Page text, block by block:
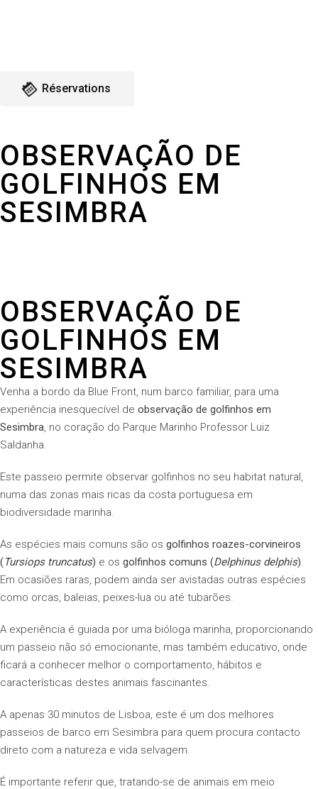
Réservations
OBSERVAÇÃO DE
GOLFINHOS EM
SESIMBRA
OBSERVAÇÃO DE
GOLFINHOS EM
SESIMBRA
Venha a bordo da Blue Front, num barco familiar, para uma
experiência inesquecível de observação de golfinhos em
Sesimbra, no coração do Parque Marinho Professor Luiz
Saldanha.
Este passeio permite observar golfinhos no seu habitat natural,
numa das zonas mais ricas da costa portuguesa em
biodiversidade marinha.
As espécies mais comuns são os golfinhos roazes-corvineiros
(Tursiops truncatus) e os golfinhos comuns (Delphinus delphis).
Em ocasiões raras, podem ainda ser avistadas outras espécies
como orcas, baleias, peixes-lua ou até tubarões.
A experiência é guiada por uma bióloga marinha, proporcionando
um passeio não só emocionante, mas também educativo, onde
ficará a conhecer melhor o comportamento, hábitos e
características destes animais fascinantes.
A apenas 30 minutos de Lisboa, este é um dos melhores
passeios de barco em Sesimbra para quem procura contacto
direto com a natureza e vida selvagem.
É importante referir que, tratando-se de animais em meio